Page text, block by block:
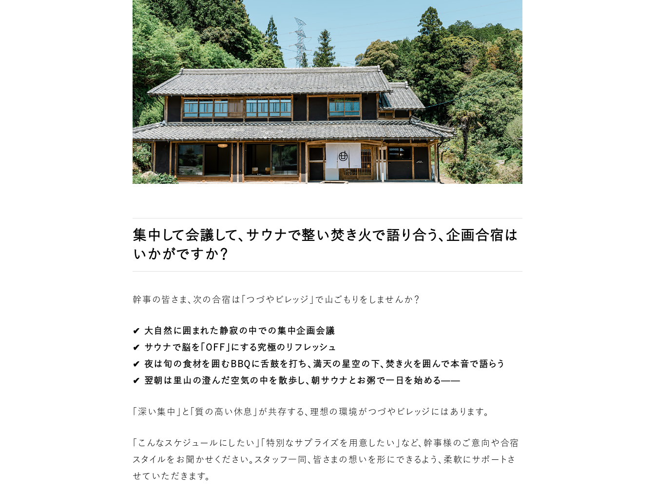
集中して会議して、サウナで整い焚き火で語り合う、企画合宿は
いかがですか？
幹事の皆さま、次の合宿は「つづやビレッジ」で山ごもりをしませんか？
✔ 大自然に囲まれた静寂の中での集中企画会議
✔ サウナで脳を「OFF」にする究極のリフレッシュ
✔ 夜は旬の食材を囲むBBQに舌鼓を打ち、満天の星空の下、焚き火を囲んで本音で語らう
✔ 翌朝は里山の澄んだ空気の中を散歩し、朝サウナとお粥で一日を始める——
「深い集中」と「質の高い休息」が共存する、理想の環境がつづやビレッジにはあります。
「こんなスケジュールにしたい」「特別なサプライズを用意したい」など、幹事様のご意向や合宿
スタイルをお聞かせください。スタッフ一同、皆さまの想いを形にできるよう、柔軟にサポートさ
せていただきます。